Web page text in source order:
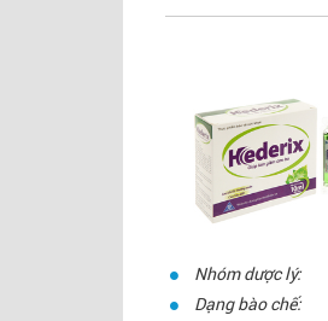
Nhóm dược lý:
Dạng bào chế: